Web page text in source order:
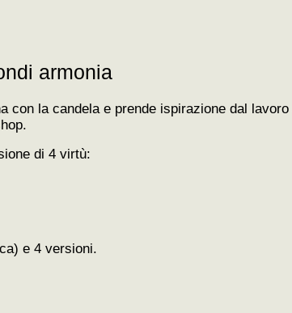
armonia
con la candela e prende ispirazione dal
di 4 virtù:
e 4 versioni.